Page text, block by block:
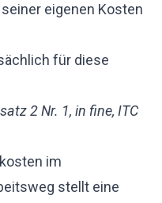
eigenen Kosten
für diese
2 Nr. 1, in fine, ITC
im
stellt eine